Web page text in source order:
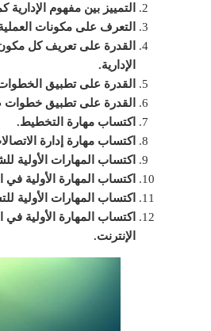
التمييز بين مفهوم
التعرف على مكونات العملية
القدرة على تعريف كل
الإدارية.
القدرة على تطبيق
القدرة على تطبيق خطوات
اكتساب مهارة التخطيط.
اكتساب مهارة إدارة
اكتساب المهارات الأولية
اكتساب المهارة الأولية
اكتساب المهارات الأولية
اكتساب المهارة الأولية
الإنترنت.